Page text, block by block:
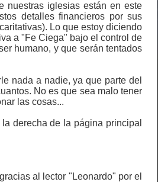
nuestras iglesias están en este
detalles financieros por sus
Lo que estoy diciendo
a "Fe Ciega" bajo el control de
humano, y que serán tentados
nada a nadie, ya que parte del
No es que sea malo tener
las cosas...
derecha de la página principal
al lector "Leonardo" por el